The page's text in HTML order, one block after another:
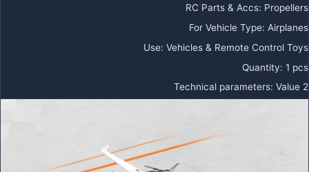
RC Parts & Accs: Propellers
For Vehicle Type: Airplanes
Use: Vehicles & Remote Control Toys
Quantity: 1 pcs
Technical parameters: Value 2